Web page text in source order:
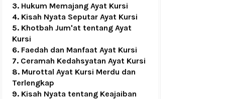
3. Hukum Memajang Ayat Kursi
4. Kisah Nyata Seputar Ayat Kursi
5. Khotbah Jum'at tentang Ayat
Kursi
6. Faedah dan Manfaat Ayat Kursi
7. Ceramah Kedahsyatan Ayat Kursi
8. Murottal Ayat Kursi Merdu dan
Terlengkap
9. Kisah Nyata tentang Keajaiban